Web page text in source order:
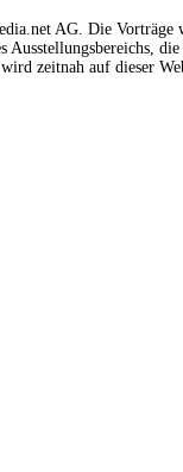
AG. Die
Ausstellungsbereichs,
zeitnah auf dieser